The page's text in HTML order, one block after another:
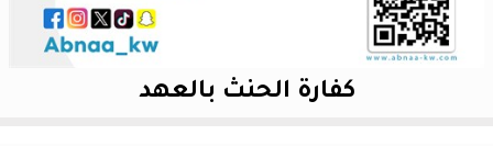
كفارة الحنث بالعهد